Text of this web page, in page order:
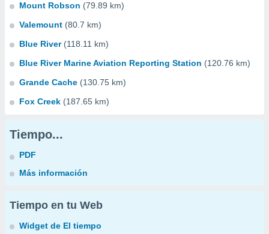
Mount Robson (79.89 km)
Valemount (80.7 km)
Blue River (118.11 km)
Blue River Marine Aviation Reporting Station (120.76 km)
Grande Cache (130.75 km)
Fox Creek (187.65 km)
Tiempo...
PDF
Más información
Tiempo en tu Web
Widget de El tiempo